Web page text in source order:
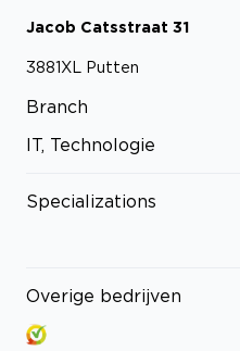
Jacob Catsstraat 31
3881XL Putten
Branch
IT, Technologie
Specializations
Overige bedrijven